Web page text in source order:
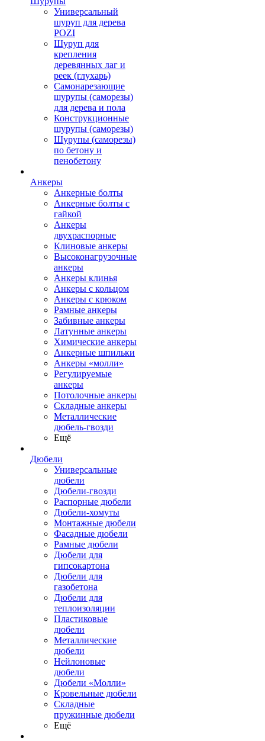
Универсальный
шуруп для дерева
POZI
Шуруп для
крепления
деревянных лаг и
реек (глухарь)
Самонарезающие
шурупы (саморезы)
для дерева и пола
Конструкционные
шурупы (саморезы)
Шурупы (саморезы)
по бетону и
пенобетону
Анкеры
Анкерные болты
Анкерные болты с
гайкой
Анкеры
двухраспорные
Клиновые анкеры
Высоконагрузочные
анкеры
Анкеры клинья
Анкеры с кольцом
Анкеры с крюком
Рамные анкеры
Забивные анкеры
Латунные анкеры
Химические анкеры
Анкерные шпильки
Анкеры «молли»
Регулируемые
анкеры
Потолочные анкеры
Складные анкеры
Металлические
дюбель-гвозди
Ещё
Дюбели
Универсальные
дюбели
Дюбели-гвозди
Распорные дюбели
Дюбели-хомуты
Монтажные дюбели
Фасадные дюбели
Рамные дюбели
Дюбели для
гипсокартона
Дюбели для
газобетона
Дюбели для
теплоизоляции
Пластиковые
дюбели
Металлические
дюбели
Нейлоновые
дюбели
Дюбели «Молли»
Кровельные дюбели
Складные
пружинные дюбели
Ещё